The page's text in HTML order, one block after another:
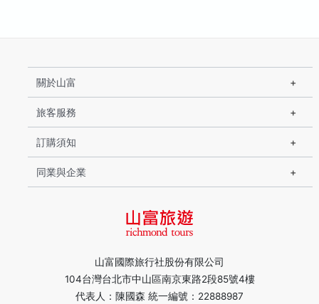
山富國際旅行社股份有限公司
104台灣台北市中山區南京東路2段85號4樓
代表人：陳國森 統一編號：22888987
關於山富
旅客服務
訂購須知
同業與企業